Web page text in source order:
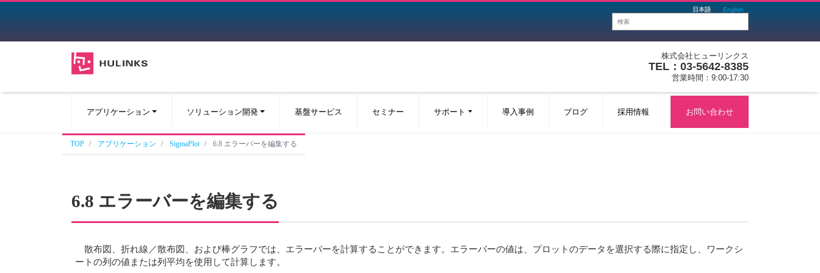
日本語 English
株式会社ヒューリンクス
TEL：03-5642-8385
営業時間：9:00-17:30
アプリケーション ソリューション開発 基盤サービス セミナー サポート 導入事例 ブログ 採用情報 お問い合わせ
TOP アプリケーション SigmaPlot 6.8 エラーバーを編集する
6.8 エラーバーを編集する
散布図、折れ線／散布図、および棒グラフでは、エラーバーを計算することができます。エラーバーの値は、プロットのデータを選択する際に指定し、ワークシ
ートの列の値または列平均を使用して計算します。